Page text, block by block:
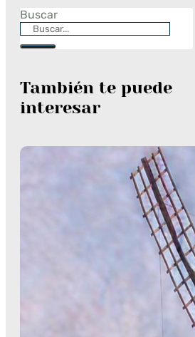
Buscar
También te puede
interesar